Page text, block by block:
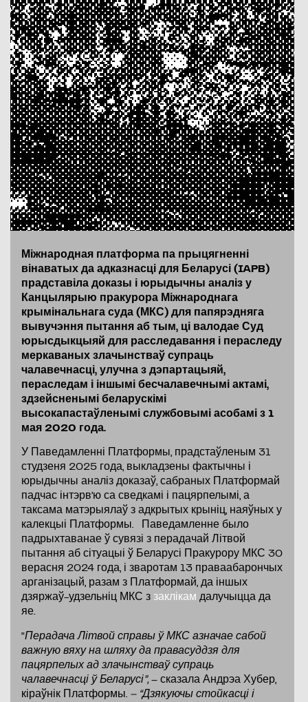
Міжнародная платформа па прыцягненні
вінаватых да адказнасці для Беларусі (IAPB)
прадставіла доказы і юрыдычны аналіз у
Канцылярыю пракурора Міжнароднага
крымінальнага суда (МКС) для папярэдняга
вывучэння пытання аб тым, ці валодае Суд
юрысдыкцыяй для расследавання і пераследу
меркаваных злачынстваў супраць
чалавечнасці, улучна з дэпартацыяй,
пераследам і іншымі бесчалавечнымі актамі,
здзейсненымі беларускімі
высокапастаўленымі службовымі асобамі з 1
мая 2020 года.
У Паведамленні Платформы, прадстаўленым 31
студзеня 2025 года, выкладзены фактычны і
юрыдычны аналіз доказаў, сабраных Платформай
падчас інтэрв’ю са сведкамі і пацярпелымі, а
таксама матэрыялаў з адкрытых крыніц, наяўных у
калекцыі Платформы. Паведамленне было
падрыхтаванае ў сувязі з перадачай Літвой
пытання аб сітуацыі ў Беларусі Пракурору МКС 30
верасня 2024 года, і зваротам 13 праваабарончых
арганізацый, разам з Платформай, да іншых
дзяржаў-удзельніц МКС з заклікам далучыцца да
яе.
“Перадача Літвой справы ў МКС азначае сабой
важную вяху на шляху да правасуддзя для
пацярпелых ад злачынстваў супраць
чалавечнасці ў Беларусі”, – сказала Андрэа Хубер,
кіраўнік Платформы. – “Дзякуючы стойкасці і